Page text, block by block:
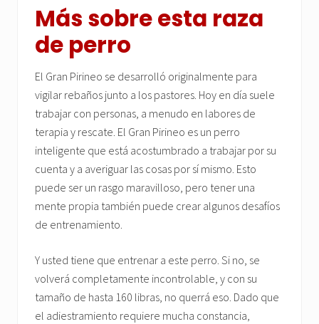
Más sobre esta raza
de perro
El Gran Pirineo se desarrolló originalmente para
vigilar rebaños junto a los pastores. Hoy en día suele
trabajar con personas, a menudo en labores de
terapia y rescate. El Gran Pirineo es un perro
inteligente que está acostumbrado a trabajar por su
cuenta y a averiguar las cosas por sí mismo. Esto
puede ser un rasgo maravilloso, pero tener una
mente propia también puede crear algunos desafíos
de entrenamiento.
Y usted tiene que entrenar a este perro. Si no, se
volverá completamente incontrolable, y con su
tamaño de hasta 160 libras, no querrá eso. Dado que
el adiestramiento requiere mucha constancia,